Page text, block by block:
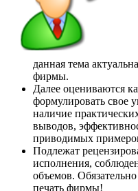
данная тема
фирмы.
Далее оцениваются
формулировать свое
наличие
выводов,
приводимых
Подлежат
исполнения,
объемов.
печать фирмы!